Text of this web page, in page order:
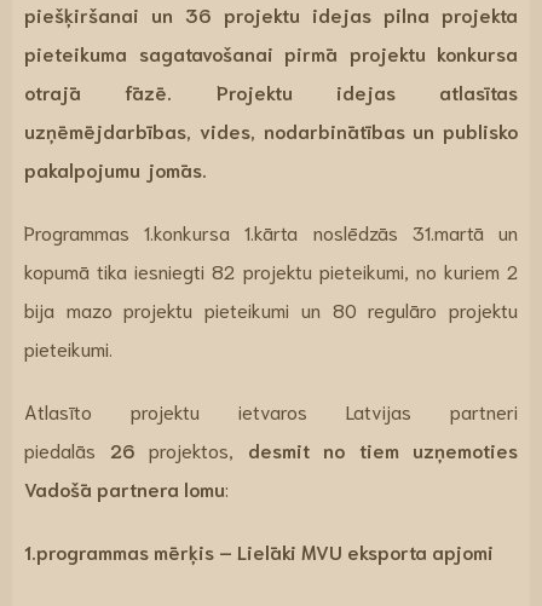
piešķiršanai un 36 projektu idejas pilna projekta
pieteikuma sagatavošanai pirmā projektu konkursa
otrajā fāzē. Projektu idejas atlasītas
uzņēmējdarbības, vides, nodarbinātības un publisko
pakalpojumu jomās.
Programmas 1.konkursa 1.kārta noslēdzās 31.martā un
kopumā tika iesniegti 82 projektu pieteikumi, no kuriem 2
bija mazo projektu pieteikumi un 80 regulāro projektu
pieteikumi.
Atlasīto projektu ietvaros Latvijas partneri
piedalās 26 projektos, desmit no tiem uzņemoties
Vadošā partnera lomu:
1.programmas mērķis – Lielāki MVU eksporta apjomi